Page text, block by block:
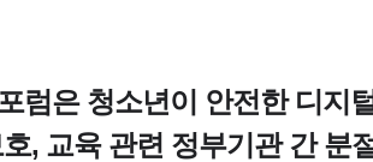
럼은 청소년이 안전한 디지
, 교육 관련 정부기관 간 분